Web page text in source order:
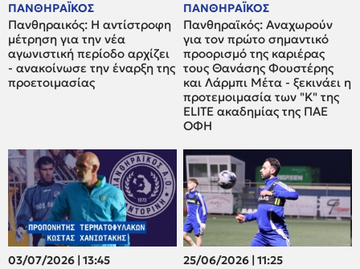
ΠΑΝΘΗΡΑΪΚΟΣ
Πανθηραικός: Η αντίστροφη
μέτρηση για την νέα
αγωνιστική περίοδο αρχίζει
- ανακοίνωσε την έναρξη της
προετοιμασίας
ΠΑΝΘΗΡΑΪΚΟΣ
Πανθηραϊκός: Αναχωρούν
για τον πρώτο σημαντικό
προορισμό της καριέρας
τους Θανάσης Φουστέρης
και Λάρμπι Μέτα - ξεκινάει η
προτεμοιμασία των "Κ" της
ELITE ακαδημίας της ΠΑΕ
ΟΦΗ
03/07/2026 | 13:45
25/06/2026 | 11:25